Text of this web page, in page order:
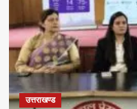
उत्तराखण्ड